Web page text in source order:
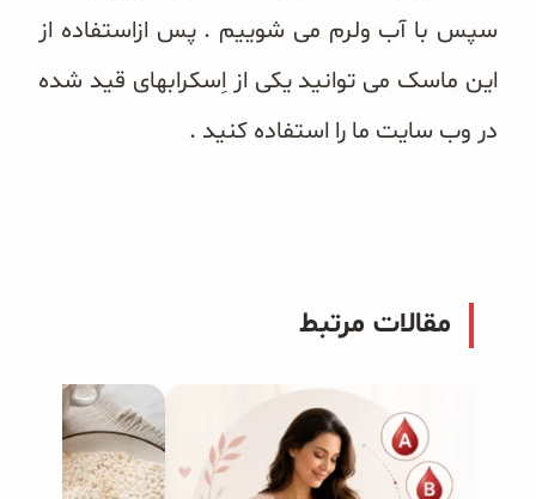
سپس با آب ولرم می شوییم . پس ازاستفاده از
این ماسک می توانید یکی از اِسکرابهای قید شده
در وب سایت ما را استفاده کنید .
مقالات مرتبط